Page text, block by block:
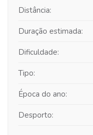
Distância:
Duração estimada:
Dificuldade:
Tipo:
Época do ano:
Desporto: